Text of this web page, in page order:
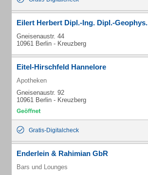
Eilert Herbert Dipl.-Ing. Dipl.-Geophys.
Gneisenaustr. 44
10961 Berlin - Kreuzberg
Eitel-Hirschfeld Hannelore
Apotheken
Gneisenaustr. 92
10961 Berlin - Kreuzberg
Gratis-Digitalcheck
Enderlein & Rahimian GbR
Bars und Lounges